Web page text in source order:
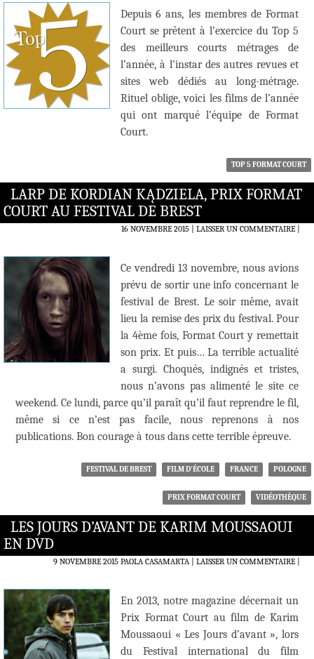
Depuis 6 ans, les membres de Format
Court se prêtent à l’exercice du Top 5
des meilleurs courts métrages de
l’année, à l’instar des autres revues et
sites web dédiés au long-métrage.
Rituel oblige, voici les films de l’année
qui ont marqué l’équipe de Format
Court.
TOP 5 FORMAT COURT
LARP DE KORDIAN KĄDZIELA, PRIX FORMAT
COURT AU FESTIVAL DE BREST
16 NOVEMBRE 2015 LAISSER UN COMMENTAIRE|
Ce vendredi 13 novembre, nous avions
prévu de sortir une info concernant le
festival de Brest. Le soir même, avait
lieu la remise des prix du festival. Pour
la 4ème fois, Format Court y remettait
son prix. Et puis… La terrible actualité
a surgi. Choqués, indignés et tristes,
nous n’avons pas alimenté le site ce
weekend. Ce lundi, parce qu’il paraît qu’il faut reprendre le fil,
même si ce n’est pas facile, nous reprenons à nos
publications. Bon courage à tous dans cette terrible épreuve.
FESTIVAL DE BREST FILM D'ÉCOLE FRANCE POLOGNE
PRIX FORMAT COURT VIDÉOTHÈQUE
LES JOURS D’AVANT DE KARIM MOUSSAOUI
EN DVD
9 NOVEMBRE 2015 PAOLA CASAMARTA LAISSER UN COMMENTAIRE|
En 2013, notre magazine décernait un
Prix Format Court au film de Karim
Moussaoui « Les Jours d’avant », lors
du Festival international du film